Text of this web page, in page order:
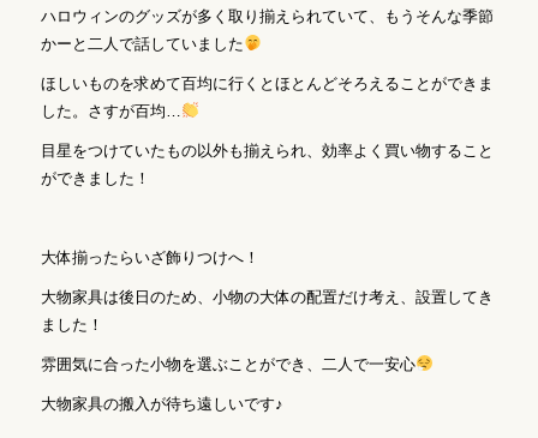
ハロウィンのグッズが多く取り揃えられていて、もうそんな季節
かーと二人で話していました
ほしいものを求めて百均に行くとほとんどそろえることができま
した。さすが百均…
目星をつけていたもの以外も揃えられ、効率よく買い物すること
ができました！
大体揃ったらいざ飾りつけへ！
大物家具は後日のため、小物の大体の配置だけ考え、設置してき
ました！
雰囲気に合った小物を選ぶことができ、二人で一安心
大物家具の搬入が待ち遠しいです♪